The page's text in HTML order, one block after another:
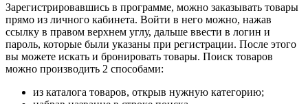
Зарегистрировавшись в программе, можно заказывать товары
прямо из личного кабинета. Войти в него можно, нажав
ссылку в правом верхнем углу, дальше ввести в логин и
пароль, которые были указаны при регистрации. После этого
вы можете искать и бронировать товары. Поиск товаров
можно производить 2 способами:
из каталога товаров, открыв нужную категорию;